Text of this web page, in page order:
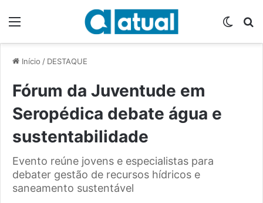
Início / DESTAQUE
Fórum da Juventude em
Seropédica debate água e
sustentabilidade
Evento reúne jovens e especialistas para
debater gestão de recursos hídricos e
saneamento sustentável